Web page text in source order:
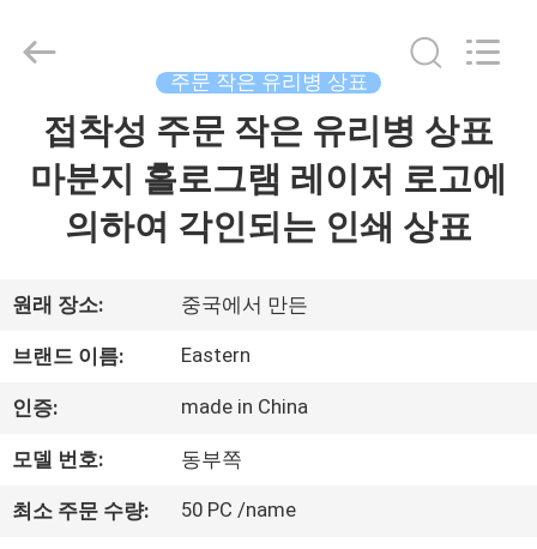
우
리
에
2017
Industry
Rights
주문 작은 유리병 상표
접착성 주문 작은 유리병 상표
마분지 홀로그램 레이저 로고에
의하여 각인되는 인쇄 상표
원래 장소: 중국에서 만든
브랜드 이름: Eastern
인증: made in China
모델 번호: 동부쪽
최소 주문 수량: 50 PC /name